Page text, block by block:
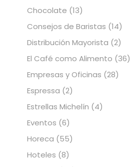
Chocolate (13)
Consejos de Baristas (14)
Distribución Mayorista (2)
El Café como Alimento (36)
Empresas y Oficinas (28)
Espressa (2)
Estrellas Michelín (4)
Eventos (6)
Horeca (55)
Hoteles (8)